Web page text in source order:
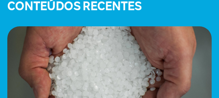
CONTEÚDOS RECENTES